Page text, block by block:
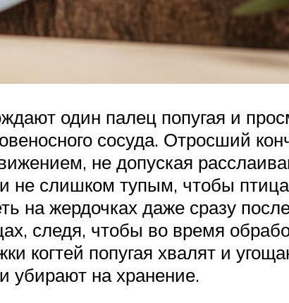
один палец попугая и
сосуда. Отросший
не допуская
не слишком тупым, чтобы
на жердочках даже сразу
следя, чтобы во время
когтей попугая хвалят и
убирают на хранение.